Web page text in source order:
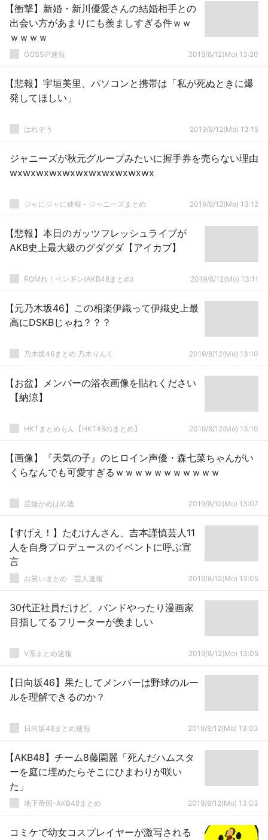
【衝撃】新婚・新川優愛さんの結婚相手との
出会い方があまりにも羨ましすぎる件ｗｗ
ｗｗｗｗ
GOSSIP速報 2019/8/12(Mo) 13:20
【悲報】宇垣美里、パソコンと携帯は「私が死ぬときに爆
発してほしい」
はれぞう 2019/8/12(Mo) 13:15
ジャニーズが秋元グループみたいに握手券を売らない理由
wxwxwxwxwxwxwxwxwxwxwx
ジャにジャに速報 - ジャニーズまとめ 2019/8/12(Mo) 13:12
【悲報】本日のガッツフレッシュライブが
AKB史上最大級のグダグダ【アイカブ】
ROMれ！ペンギン(AKB48まとめ) 2019/8/12(Mo) 13:11
【元乃木坂46】この相楽伊織って伊織史上最
高にDSKBじゃね？？？
乃木坂46まとめ 乃木りんく 2019/8/12(Mo) 13:10
【お盆】メンバーの浴衣画像を貼れください
【納涼】
HKTまとめもん【HKT48のまとめ】 2019/8/12(Mo) 13:10
【画像】『天気の子』のヒロイン声優・森七菜ちゃんがい
くらなんでも可愛すぎるｗｗｗｗｗｗｗｗｗｗｗ
芸能かめはめ波 2019/8/12(Mo) 13:07
【すげえ！】たむけんさん、吉本謹慎芸人11
人を自身プロデュースのイベントに呼ぶ宣
言
お笑いまとめ 芸人速報 2019/8/12(Mo) 13:05
30代正社員だけど、バンドやったり漫画家
目指してるフリーターが羨ましい
V系まとめ速報 2019/8/12(Mo) 13:05
【日向坂46】果たしてメンバーは野球のルー
ルを理解できるのか？
日向坂46まとめ速報 2019/8/12(Mo) 13:03
【AKB48】チーム8藤園麗「死んだハムスタ
ーを庭に埋めたらそこにひまわりが咲い
た」
地下帝国-AKB48まとめ 2019/8/12(Mo) 13:03
コミケで幼女コスプレイヤーが激写される